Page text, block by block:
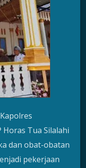
Kapolres
Horas Tua Silalahi
dan obat-obatan
pekerjaan